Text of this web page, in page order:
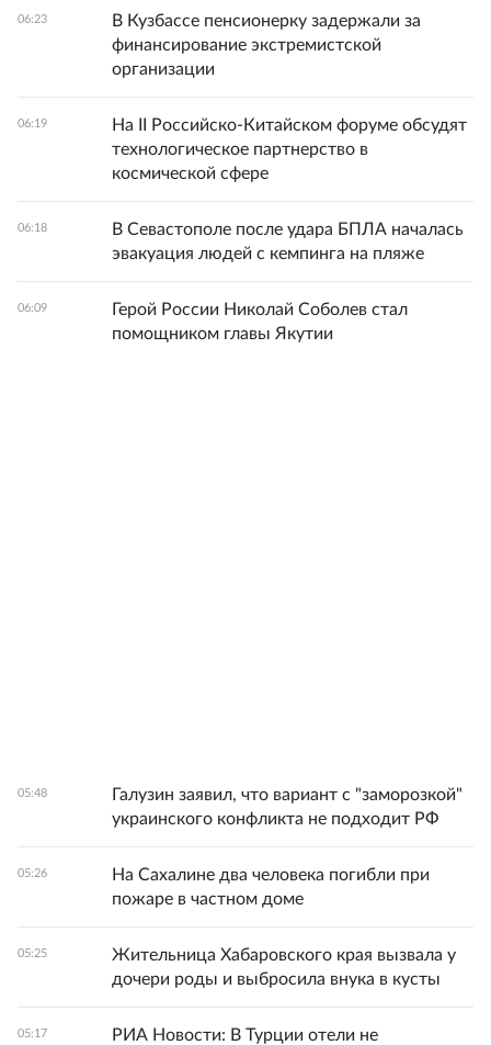
06:23
В Кузбассе пенсионерку задержали за
финансирование экстремистской
организации
06:19
На II Российско-Китайском форуме обсудят
технологическое партнерство в
космической сфере
06:18
В Севастополе после удара БПЛА началась
эвакуация людей с кемпинга на пляже
06:09
Герой России Николай Соболев стал
помощником главы Якутии
05:48
Галузин заявил, что вариант с "заморозкой"
украинского конфликта не подходит РФ
05:26
На Сахалине два человека погибли при
пожаре в частном доме
05:25
Жительница Хабаровского края вызвала у
дочери роды и выбросила внука в кусты
05:17
РИА Новости: В Турции отели не